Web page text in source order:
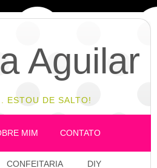
Aguilar
ESTOU DE SALTO!
MIM CONTATO
CONFEITARIA DIY